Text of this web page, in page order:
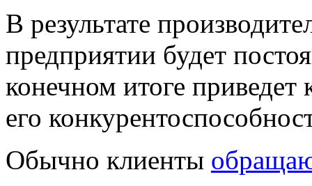
В результате
предприятии будет
конечном итоге
его
Обычно клиенты